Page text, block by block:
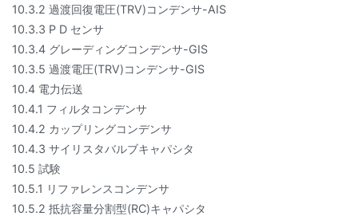
10.3.2 過渡回復電圧(TRV)コンデンサ-AIS
10.3.3 P D センサ
10.3.4 グレーディングコンデンサ-GIS
10.3.5 過渡電圧(TRV)コンデンサ-GIS
10.4 電力伝送
10.4.1 フィルタコンデンサ
10.4.2 カップリングコンデンサ
10.4.3 サイリスタバルブキャパシタ
10.5 試験
10.5.1 リファレンスコンデンサ
10.5.2 抵抗容量分割型(RC)キャパシタ